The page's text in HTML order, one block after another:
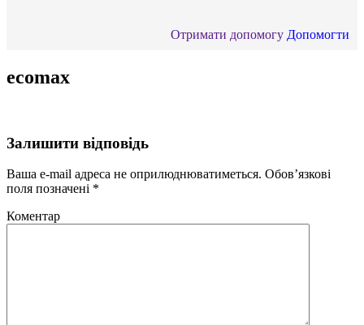
Отримати допомогу Допомогти
ecomax
Залишити відповідь
Ваша e-mail адреса не оприлюднюватиметься. Обов’язкові
поля позначені *
Коментар